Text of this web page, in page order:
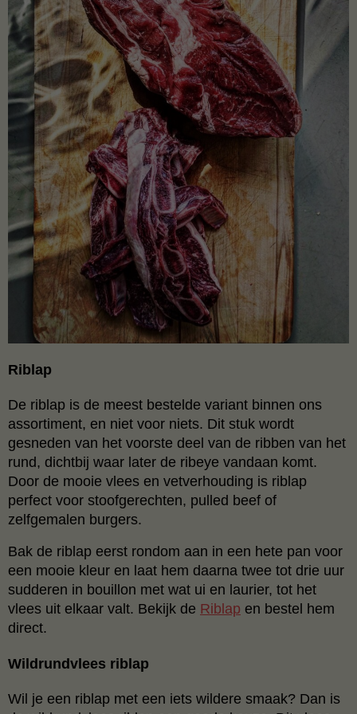
Riblap
De riblap is de meest bestelde variant binnen ons
assortiment, en niet voor niets. Dit stuk wordt
gesneden van het voorste deel van de ribben van het
rund, dichtbij waar later de ribeye vandaan komt.
Door de mooie vlees en vetverhouding is riblap
perfect voor stoofgerechten, pulled beef of
zelfgemalen burgers.
Bak de riblap eerst rondom aan in een hete pan voor
een mooie kleur en laat hem daarna twee tot drie uur
sudderen in bouillon met wat ui en laurier, tot het
vlees uit elkaar valt. Bekijk de Riblap en bestel hem
direct.
Wildrundvlees riblap
Wil je een riblap met een iets wildere smaak? Dan is